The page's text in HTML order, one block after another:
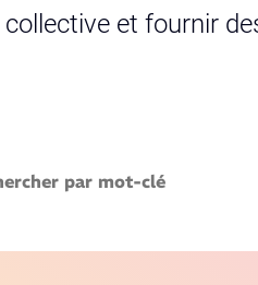
et fournir